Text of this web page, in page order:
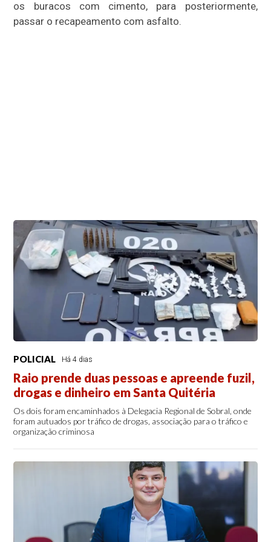
os buracos com cimento, para posteriormente,
passar o recapeamento com asfalto.
POLICIAL Há 4 dias
Raio prende duas pessoas e apreende fuzil,
drogas e dinheiro em Santa Quitéria
Os dois foram encaminhados à Delegacia Regional de Sobral, onde
foram autuados por tráfico de drogas, associação para o tráfico e
organização criminosa